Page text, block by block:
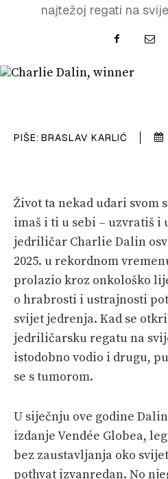
PLOVILA
SPIZA
PRETPLATA
najtežoj regati na
PIŠE: BRASLAV KARLIĆ
Život ta nekad udari svom
imaš i ti u sebi – uzvratiš i
jedriličar Charlie Dalin
2025. u rekordnom
prolazio kroz onkološko
o hrabrosti i ustrajnosti
svijet jedrenja. Kad se
jedriličarsku regatu na
istodobno vodio i drugu,
se s tumorom.
U siječnju ove godine
izdanje Vendée Globea,
bez zaustavljanja oko
pothvat izvanredan. No